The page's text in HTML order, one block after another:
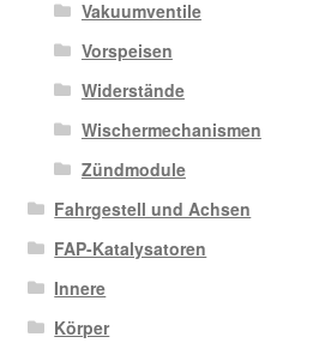
Vakuumventile
Vorspeisen
Widerstände
Wischermechanismen
Zündmodule
Fahrgestell und Achsen
FAP-Katalysatoren
Innere
Körper